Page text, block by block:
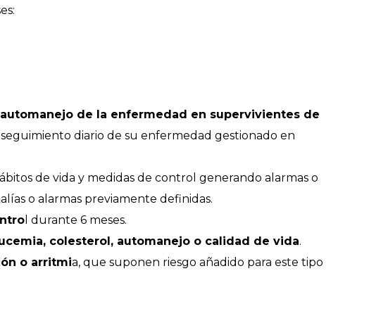
de la enfermedad en supervivientes de
seguimiento diario de su enfermedad gestionado en
de vida y medidas de control generando alarmas o
o alarmas previamente definidas.
l durante 6 meses.
colesterol, automanejo o calidad de vida.
o arritmia, que suponen riesgo añadido para este tipo